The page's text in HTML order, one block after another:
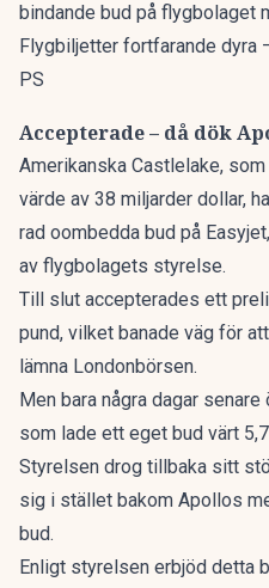
bindande bud på flygbolaget
Flygbiljetter fortfarande dyra
PS
Accepterade – då dök
Amerikanska Castlelake,
värde av 38 miljarder dollar,
rad oombedda bud på
av flygbolagets styrelse.
Till slut accepterades ett
pund, vilket banade väg för
lämna Londonbörsen.
Men bara några dagar
som lade ett eget bud värt
Styrelsen drog tillbaka sitt
sig i stället bakom Apollos
bud.
Enligt styrelsen erbjöd detta